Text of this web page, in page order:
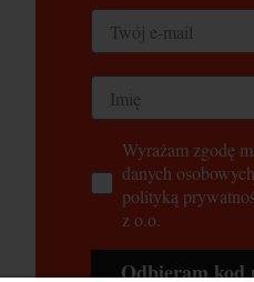
Wyrażam zgodę
danych
polityką
z o.o.
Odbieram kod